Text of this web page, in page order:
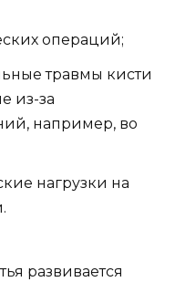
операций;
травмы кисти
из-за
например, во
нагрузки на
развивается